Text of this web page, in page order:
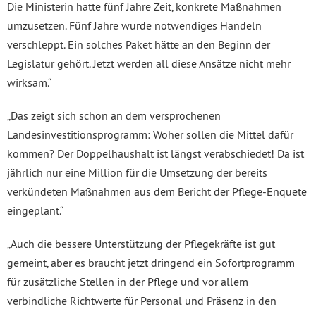
Die Ministerin hatte fünf Jahre Zeit, konkrete Maßnahmen
umzusetzen. Fünf Jahre wurde notwendiges Handeln
verschleppt. Ein solches Paket hätte an den Beginn der
Legislatur gehört. Jetzt werden all diese Ansätze nicht mehr
wirksam.“
„Das zeigt sich schon an dem versprochenen
Landesinvestitionsprogramm: Woher sollen die Mittel dafür
kommen? Der Doppelhaushalt ist längst verabschiedet! Da ist
jährlich nur eine Million für die Umsetzung der bereits
verkündeten Maßnahmen aus dem Bericht der Pflege-Enquete
eingeplant.“
„Auch die bessere Unterstützung der Pflegekräfte ist gut
gemeint, aber es braucht jetzt dringend ein Sofortprogramm
für zusätzliche Stellen in der Pflege und vor allem
verbindliche Richtwerte für Personal und Präsenz in den